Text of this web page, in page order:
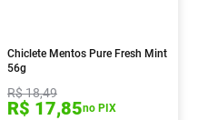
Chiclete Mentos Pure Fresh Mint
56g
R$18,49
R$ 17,85no PIX